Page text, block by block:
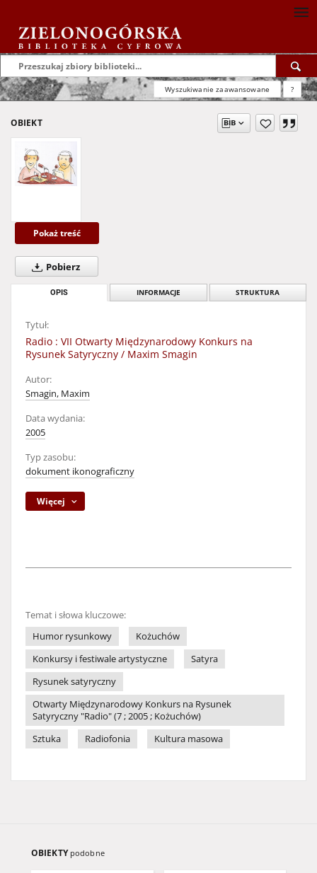
Wyszukiwanie zaawansowane ?
OBIEKT
Pokaż treść
Pobierz
OPIS INFORMACJE STRUKTURA
Tytuł:
Radio : VII Otwarty Międzynarodowy Konkurs na
Rysunek Satyryczny / Maxim Smagin
Autor:
Smagin, Maxim
Data wydania:
2005
Typ zasobu:
dokument ikonograficzny
Więcej
Temat i słowa kluczowe:
Humor rysunkowy
Kożuchów
Konkursy i festiwale artystyczne
Satyra
Rysunek satyryczny
Otwarty Międzynarodowy Konkurs na Rysunek
Satyryczny "Radio" (7 ; 2005 ; Kożuchów)
Sztuka
Radiofonia Kultura masowa
OBIEKTY podobne